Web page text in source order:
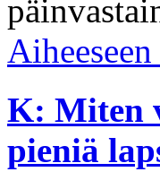
K: Miten
pieniä